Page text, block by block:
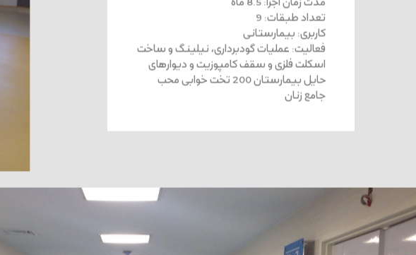
تعداد طبقات:
9
کاربری: بیمارستانی
فعالیت: عملیات گودبرداری، نیلینگ و ساخت
اسکلت فلزی و سقف کامپوزیت و دیوارهای
حایل بیمارستان 200 تخت خوابی محب
جامع زنان